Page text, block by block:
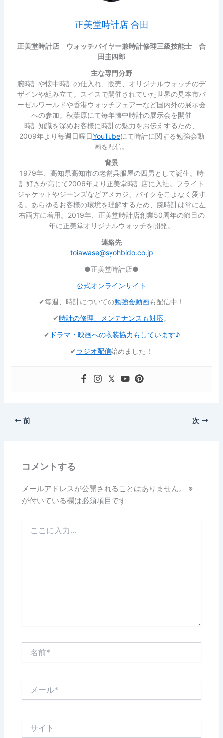
正美堂時計店 合田
正美堂時計店 ウォッチバイヤー兼時計修理三級技能士 合
田圭四郎
主な専門分野
腕時計や懐中時計の仕入れ、販売、オリジナルウォッチのデ
ザインや組み立て。スイスで開催されていた世界の見本市バ
ーゼルワールドや香港ウォッチフェアーなど国内外の展示会
への参加。秋葉原にて毎年懐中時計の展示会を開催
時計知識を深めお客様に時計の魅力をお伝えするため、
2009年より毎週日曜日YouTubeにて時計に関する勉強会動
画を配信。
背景
1979年、高知県高知市の老舗呉服屋の四男として誕生。時
計好きが高じて2006年より正美堂時計店に入社。フライト
ジャケットやジーンズなどアメカジ、バイクをこよなく愛す
る。あらゆるお客様の環境を理解するため、腕時計は常に左
右両方に着用。2019年、正美堂時計店創業50周年の節目の
年に正美堂オリジナルウォッチを開発。
連絡先
toiawase@syohbido.co.jp
●正美堂時計店●
公式オンラインサイト
✔︎毎週、時計についての勉強会動画も配信中！
✔︎時計の修理、メンテナンスも対応。
✔︎ ドラマ・映画への衣装協力もしています♪
✔︎ラジオ配信始めました！
前 次
コメントする
メールアドレスが公開されることはありません。
※
が付いている欄は必須項目です